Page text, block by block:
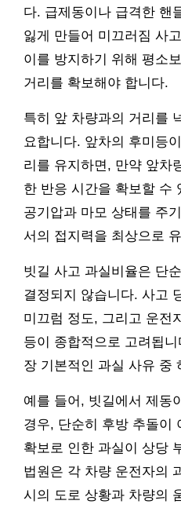
다. 급제동이나 급격한 핸
잃게 만들어 미끄러짐 사
이를 방지하기 위해 평소
거리를 확보해야 합니다.
특히 앞 차량과의 거리를
요합니다. 앞차의 후미등
리를 유지하면, 만약 앞차
한 반응 시간을 확보할 수
공기압과 마모 상태를 주
서의 접지력을 최상으로
빗길 사고 과실비율은 단
결정되지 않습니다. 사고
미끄럼 정도, 그리고 운전
등이 종합적으로 고려됩
장 기본적인 과실 사유 중
예를 들어, 빗길에서 제동
경우, 단순히 후방 추돌이
확보로 인한 과실이 상당
법원은 각 차량 운전자의
시의 도로 상황과 차량의